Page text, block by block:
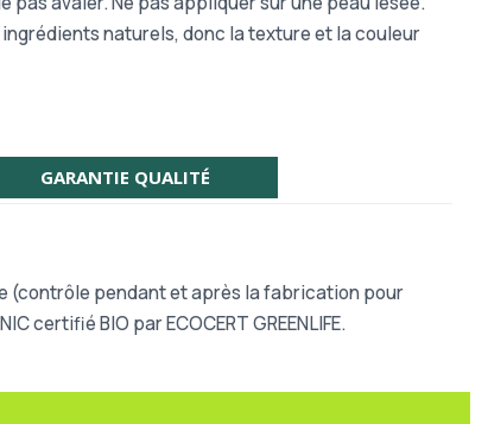
ingrédients naturels, donc la texture et la couleur
GARANTIE QUALITÉ
(contrôle pendant et après la fabrication pour
BIO par ECOCERT GREENLIFE.